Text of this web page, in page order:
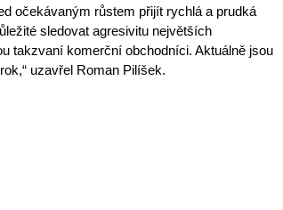
očekávaným růstem přijít rychlá a prudká
sledovat agresivitu největších
takzvaní komerční obchodníci. Aktuálně jsou
uzavřel Roman Pilíšek.